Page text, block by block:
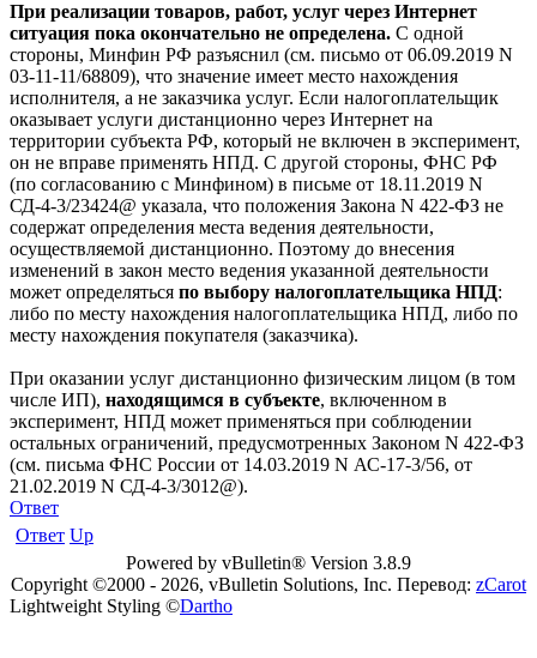
При реализации товаров, работ, услуг через Интернет
ситуация пока окончательно не определена. С одной
стороны, Минфин РФ разъяснил (см. письмо от 06.09.2019 N
03-11-11/68809), что значение имеет место нахождения
исполнителя, а не заказчика услуг. Если налогоплательщик
оказывает услуги дистанционно через Интернет на
территории субъекта РФ, который не включен в эксперимент,
он не вправе применять НПД. С другой стороны, ФНС РФ
(по согласованию с Минфином) в письме от 18.11.2019 N
СД-4-3/23424@ указала, что положения Закона N 422-ФЗ не
содержат определения места ведения деятельности,
осуществляемой дистанционно. Поэтому до внесения
изменений в закон место ведения указанной деятельности
может определяться по выбору налогоплательщика НПД:
либо по месту нахождения налогоплательщика НПД, либо по
месту нахождения покупателя (заказчика).
При оказании услуг дистанционно физическим лицом (в том
числе ИП), находящимся в субъекте, включенном в
эксперимент, НПД может применяться при соблюдении
остальных ограничений, предусмотренных Законом N 422-ФЗ
(см. письма ФНС России от 14.03.2019 N АС-17-3/56, от
21.02.2019 N СД-4-3/3012@).
Ответ
Ответ Up
Powered by vBulletin® Version 3.8.9
Copyright ©2000 - 2026, vBulletin Solutions, Inc. Перевод: zCarot
Lightweight Styling ©Dartho